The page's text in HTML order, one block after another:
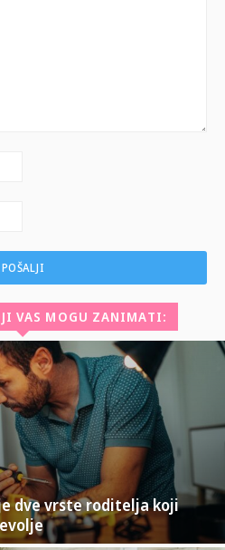
VAS MOGU ZANIMATI:
dve vrste roditelja koji